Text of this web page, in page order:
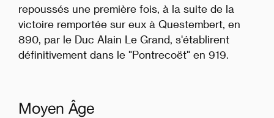
repoussés une première fois, à la suite de la
victoire remportée sur eux à Questembert, en
890, par le Duc Alain Le Grand, s'établirent
définitivement dans le "Pontrecoët" en 919.
Moyen Âge